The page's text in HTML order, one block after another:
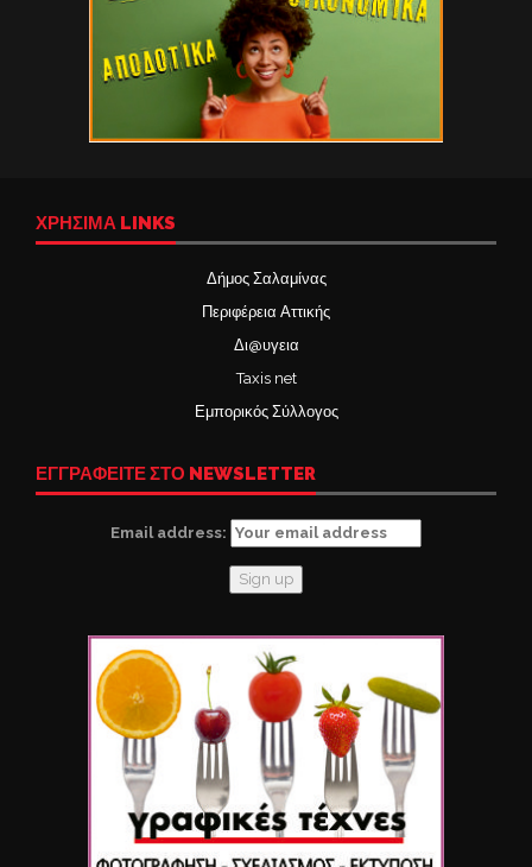
ΧΡΉΣΙΜΑ LINKS
Δήμος Σαλαμίνας
Περιφέρεια Αττικής
Δι@υγεια
Taxis net
Εμπορικός Σύλλογος
ΕΓΓΡΑΦΕΙΤΕ ΣΤΟ NEWSLETTER
Email address: